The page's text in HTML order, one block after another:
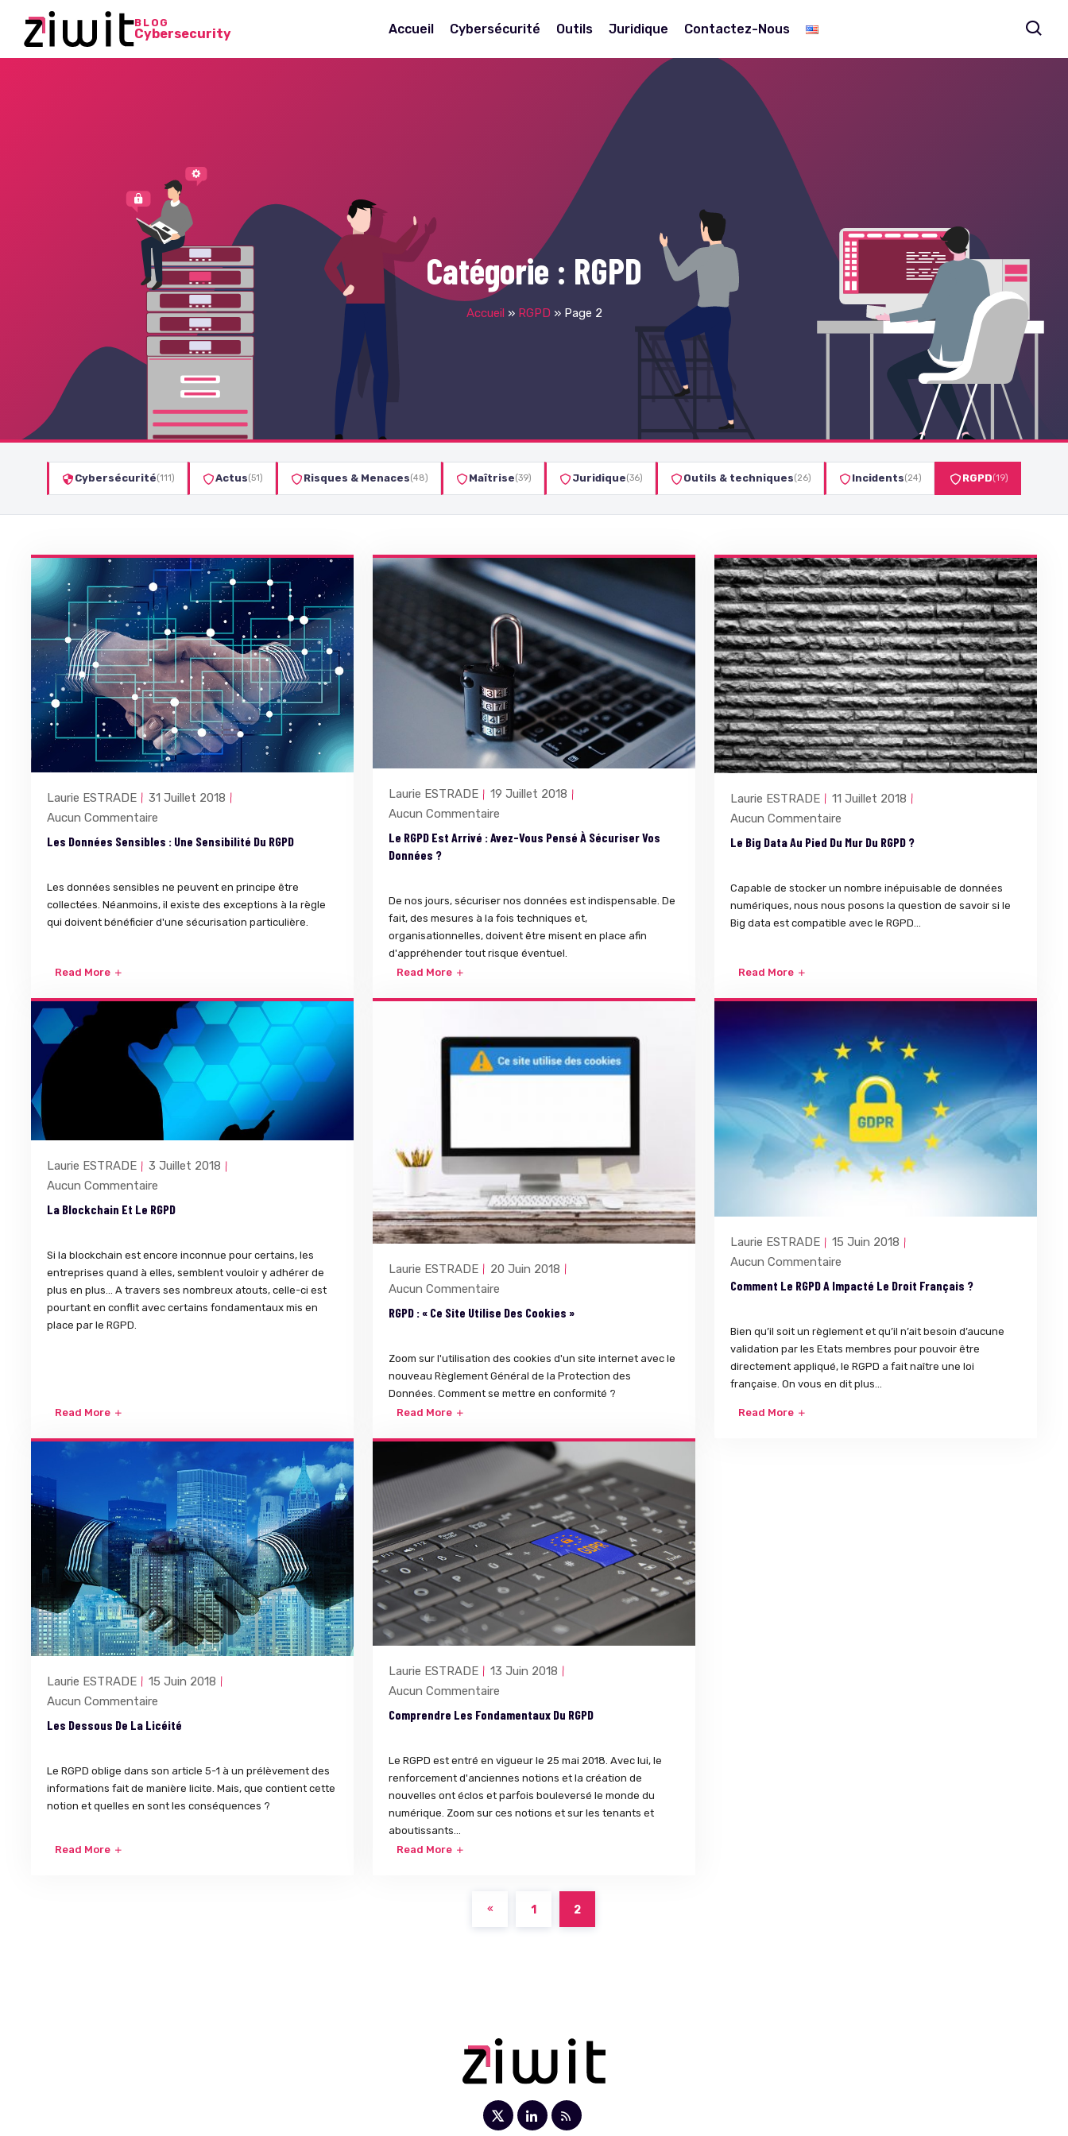
BLOG
Cybersecurity Accueil Cybersécurité Outils Juridique Contactez-Nous
Catégorie : RGPD
Accueil » RGPD » Page 2
Cybersécurité(111) Actus(51) Risques & Menaces(48) Maîtrise(39) Juridique(36) Outils & techniques(26) Incidents(24) RGPD(19)
Laurie ESTRADE
31 Juillet 2018
Aucun Commentaire
Les Données Sensibles : Une Sensibilité Du RGPD
Les données sensibles ne peuvent en principe être
collectées. Néanmoins, il existe des exceptions à la règle
qui doivent bénéficier d'une sécurisation particulière.
Read More
Laurie ESTRADE
19 Juillet 2018
Aucun Commentaire
Le RGPD Est Arrivé : Avez-Vous Pensé À Sécuriser Vos
Données ?
De nos jours, sécuriser nos données est indispensable. De
fait, des mesures à la fois techniques et,
organisationnelles, doivent être misent en place afin
d'appréhender tout risque éventuel.
Read More
Laurie ESTRADE
11 Juillet 2018
Aucun Commentaire
Le Big Data Au Pied Du Mur Du RGPD ?
Capable de stocker un nombre inépuisable de données
numériques, nous nous posons la question de savoir si le
Big data est compatible avec le RGPD...
Read More
Laurie ESTRADE
3 Juillet 2018
Aucun Commentaire
La Blockchain Et Le RGPD
Si la blockchain est encore inconnue pour certains, les
entreprises quand à elles, semblent vouloir y adhérer de
plus en plus... A travers ses nombreux atouts, celle-ci est
pourtant en conflit avec certains fondamentaux mis en
place par le RGPD.
Read More
Laurie ESTRADE
20 Juin 2018
Aucun Commentaire
RGPD : « Ce Site Utilise Des Cookies »
Zoom sur l'utilisation des cookies d'un site internet avec le
nouveau Règlement Général de la Protection des
Données. Comment se mettre en conformité ?
Read More
Laurie ESTRADE
15 Juin 2018
Aucun Commentaire
Comment Le RGPD A Impacté Le Droit Français ?
Bien qu’il soit un règlement et qu’il n’ait besoin d’aucune
validation par les Etats membres pour pouvoir être
directement appliqué, le RGPD a fait naître une loi
française. On vous en dit plus…
Read More
Laurie ESTRADE
15 Juin 2018
Aucun Commentaire
Les Dessous De La Licéité
Le RGPD oblige dans son article 5-1 à un prélèvement des
informations fait de manière licite. Mais, que contient cette
notion et quelles en sont les conséquences ?
Read More
Laurie ESTRADE
13 Juin 2018
Aucun Commentaire
Comprendre Les Fondamentaux Du RGPD
Le RGPD est entré en vigueur le 25 mai 2018. Avec lui, le
renforcement d'anciennes notions et la création de
nouvelles ont éclos et parfois bouleversé le monde du
numérique. Zoom sur ces notions et sur les tenants et
aboutissants...
Read More
1 2